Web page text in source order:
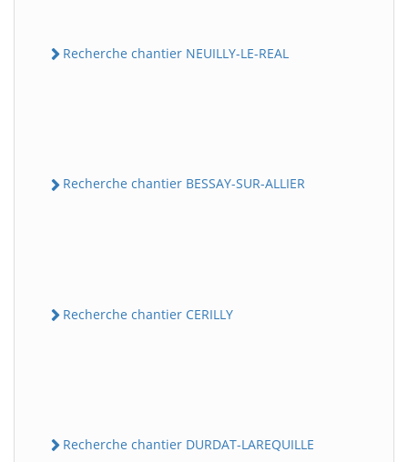
Recherche chantier NEUILLY-LE-REAL
Recherche chantier BESSAY-SUR-ALLIER
Recherche chantier CERILLY
Recherche chantier DURDAT-LAREQUILLE